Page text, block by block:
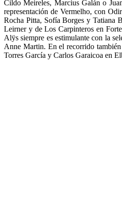
Cildo Meireles, Marcius Galán o
representación de Vermelho, con
Rocha Pitta, Sofía Borges y Tatiana
Leirner y de Los Carpinteros en
Alÿs siempre es estimulante con la
Anne Martin. En el recorrido
Torres García y Carlos Garaicoa en